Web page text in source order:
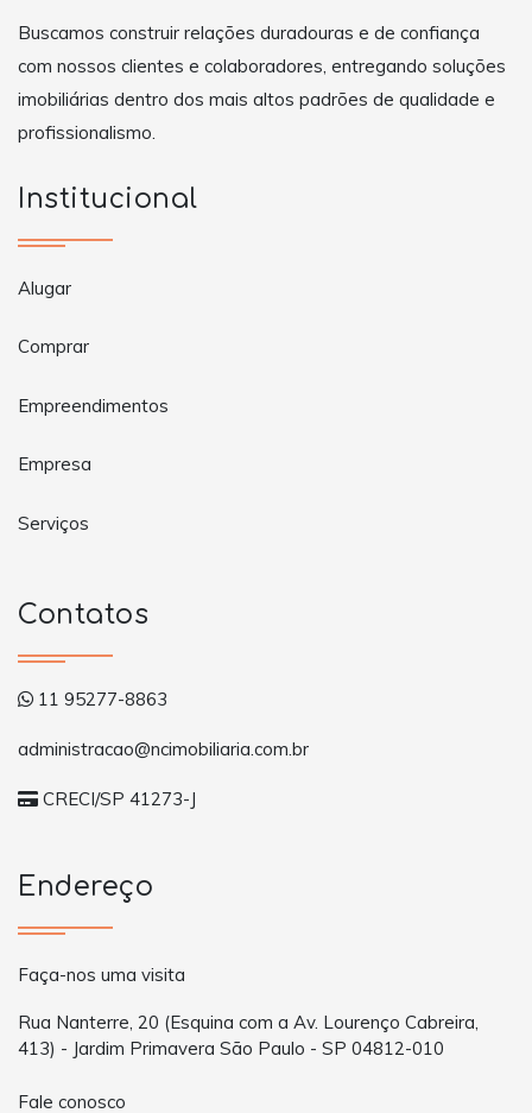
Buscamos construir relações duradouras e de confiança
com nossos clientes e colaboradores, entregando soluções
imobiliárias dentro dos mais altos padrões de qualidade e
profissionalismo.
Institucional
Alugar
Comprar
Empreendimentos
Empresa
Serviços
Contatos
11 95277-8863
administracao@ncimobiliaria.com.br
CRECI/SP 41273-J
Endereço
Faça-nos uma visita
Rua Nanterre, 20 (Esquina com a Av. Lourenço Cabreira,
413) - Jardim Primavera São Paulo - SP 04812-010
Fale conosco